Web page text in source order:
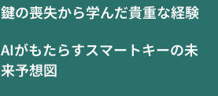
鍵の喪失から学んだ貴重な経験
AIがもたらすスマートキーの未
来予想図